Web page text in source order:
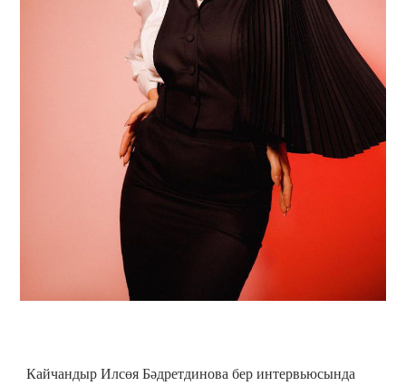
Кайчандыр Илсөя Бәдретдинова бер интервьюсында